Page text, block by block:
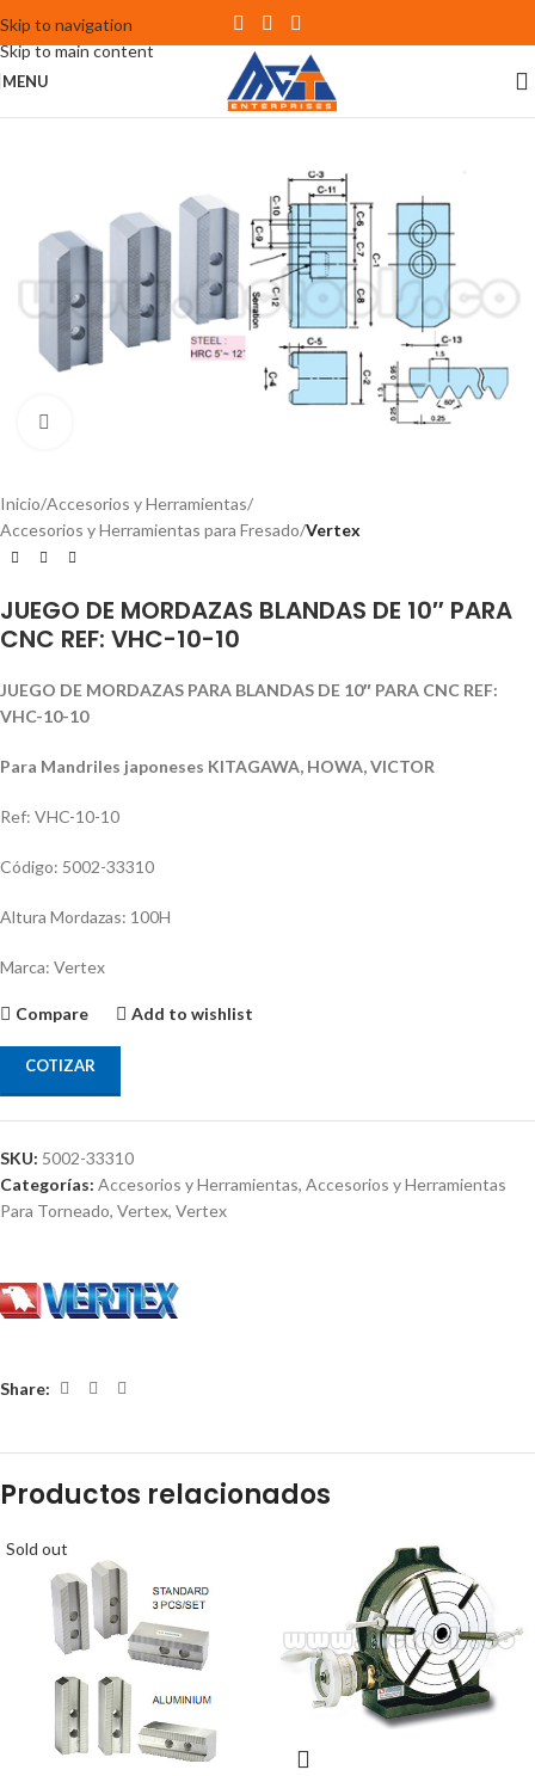
Skip to navigation
Skip to main content
MENU
Inicio Accesorios y Herramientas
Accesorios y Herramientas para Fresado Vertex
JUEGO DE MORDAZAS BLANDAS DE 10″ PARA
CNC REF: VHC-10-10
JUEGO DE MORDAZAS PARA BLANDAS DE 10″ PARA CNC REF:
VHC-10-10
Para Mandriles japoneses KITAGAWA, HOWA, VICTOR
Ref: VHC-10-10
Código: 5002-33310
Altura Mordazas: 100H
Marca: Vertex
Compare Add to wishlist
COTIZAR
SKU: 5002-33310
Categorías: Accesorios y Herramientas, Accesorios y Herramientas
Para Torneado, Vertex, Vertex
Share:
Productos relacionados
Sold out